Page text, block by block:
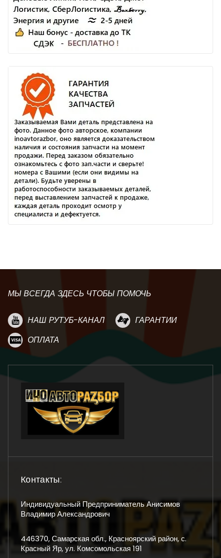
МЫ ВСЕГДА ЗДЕСЬ ЧТОБЫ ПОМОЧЬ
НАШ РУТУБ-КАНАЛ
ГАРАНТИИ
ОПЛАТА
Контакты:
Индивидуальный Предприниматель Анисимов
Владимир Александрович
446370, Самарская обл., Красноярский район, с.
Красный Яр, ул. Комсомольская 191